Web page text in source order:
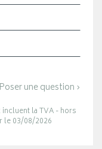
Poser une question ›
la TVA - hors
le 03/08/2026